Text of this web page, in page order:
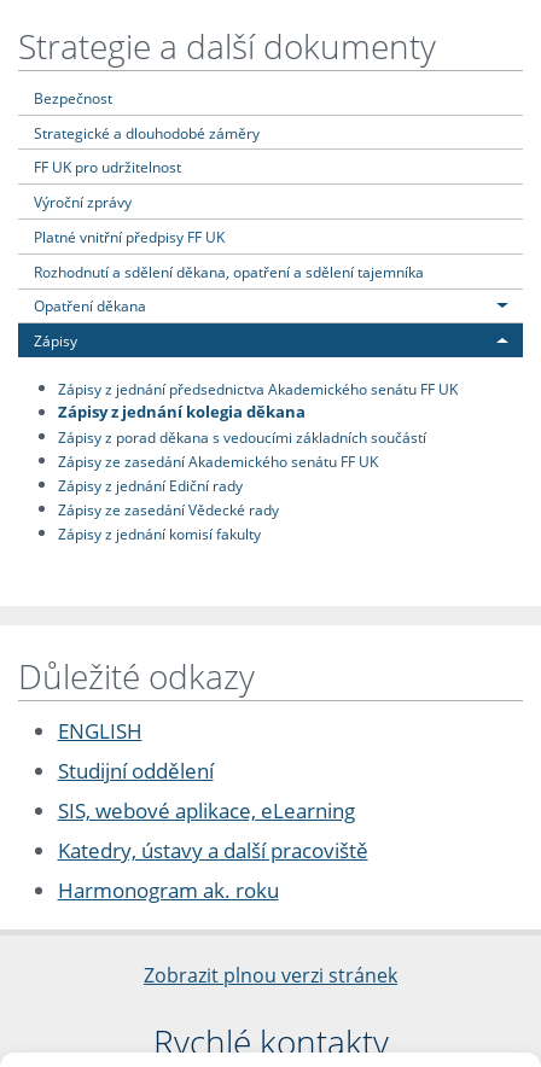
Strategie a další dokumenty
Bezpečnost
Strategické a dlouhodobé záměry
FF UK pro udržitelnost
Výroční zprávy
Platné vnitřní předpisy FF UK
Rozhodnutí a sdělení děkana, opatření a sdělení tajemníka
Opatření děkana
Zápisy
Zápisy z jednání předsednictva Akademického senátu FF UK
Zápisy z jednání kolegia děkana
Zápisy z porad děkana s vedoucími základních součástí
Zápisy ze zasedání Akademického senátu FF UK
Zápisy z jednání Ediční rady
Zápisy ze zasedání Vědecké rady
Zápisy z jednání komisí fakulty
Důležité odkazy
ENGLISH
Studijní oddělení
SIS, webové aplikace, eLearning
Katedry, ústavy a další pracoviště
Harmonogram ak. roku
Zobrazit plnou verzi stránek
Rychlé kontakty